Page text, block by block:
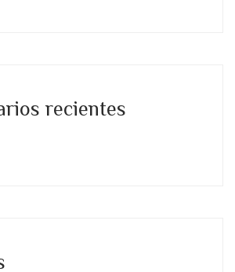
recientes